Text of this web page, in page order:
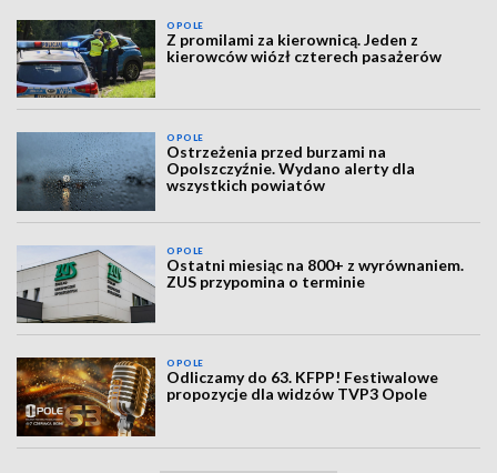
OPOLE
Z promilami za kierownicą. Jeden z
kierowców wiózł czterech pasażerów
OPOLE
Ostrzeżenia przed burzami na
Opolszczyźnie. Wydano alerty dla
wszystkich powiatów
OPOLE
Ostatni miesiąc na 800+ z wyrównaniem.
ZUS przypomina o terminie
OPOLE
Odliczamy do 63. KFPP! Festiwalowe
propozycje dla widzów TVP3 Opole